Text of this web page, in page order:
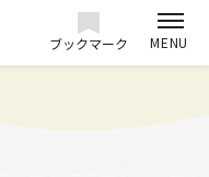
ブックマーク MENU